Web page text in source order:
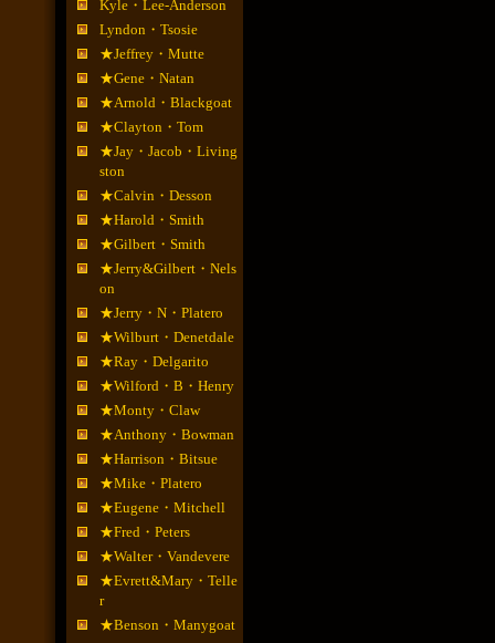
Kyle・Lee-Anderson
Lyndon・Tsosie
★Jeffrey・Mutte
★Gene・Natan
★Arnold・Blackgoat
★Clayton・Tom
★Jay・Jacob・Living
ston
★Calvin・Desson
★Harold・Smith
★Gilbert・Smith
★Jerry&Gilbert・Nels
on
★Jerry・N・Platero
★Wilburt・Denetdale
★Ray・Delgarito
★Wilford・B・Henry
★Monty・Claw
★Anthony・Bowman
★Harrison・Bitsue
★Mike・Platero
★Eugene・Mitchell
★Fred・Peters
★Walter・Vandevere
★Evrett&Mary・Telle
r
★Benson・Manygoat